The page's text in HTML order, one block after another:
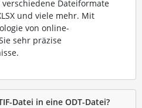
Dateiformate
und viele mehr. Mit
von online-
sehr präzise
Datei in eine ODT-Datei?